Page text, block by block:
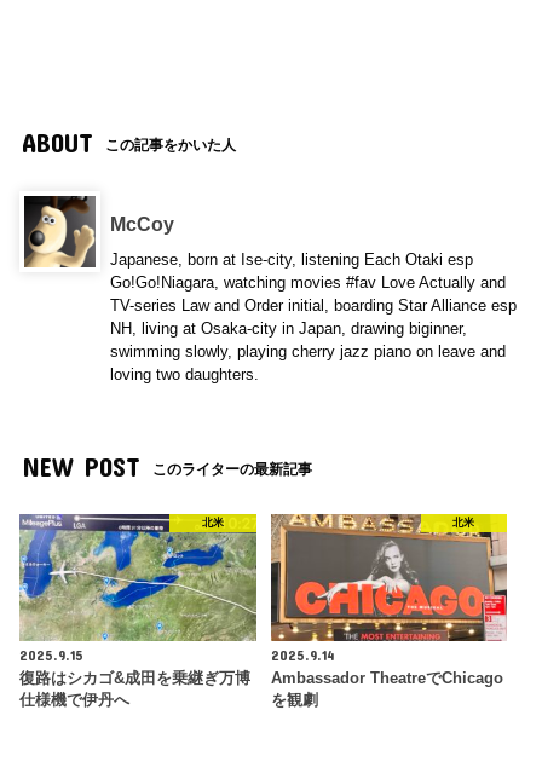
ABOUT この記事をかいた人
McCoy
Japanese, born at Ise-city, listening Each Otaki esp
Go!Go!Niagara, watching movies #fav Love Actually and
TV-series Law and Order initial, boarding Star Alliance esp
NH, living at Osaka-city in Japan, drawing biginner,
swimming slowly, playing cherry jazz piano on leave and
loving two daughters.
NEW POST このライターの最新記事
北米
2025.9.15
復路はシカゴ&成田を乗継ぎ万博
仕様機で伊丹へ
北米
2025.9.14
Ambassador TheatreでChicago
を観劇